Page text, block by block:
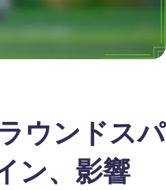
ウンドスパ
ン、影響